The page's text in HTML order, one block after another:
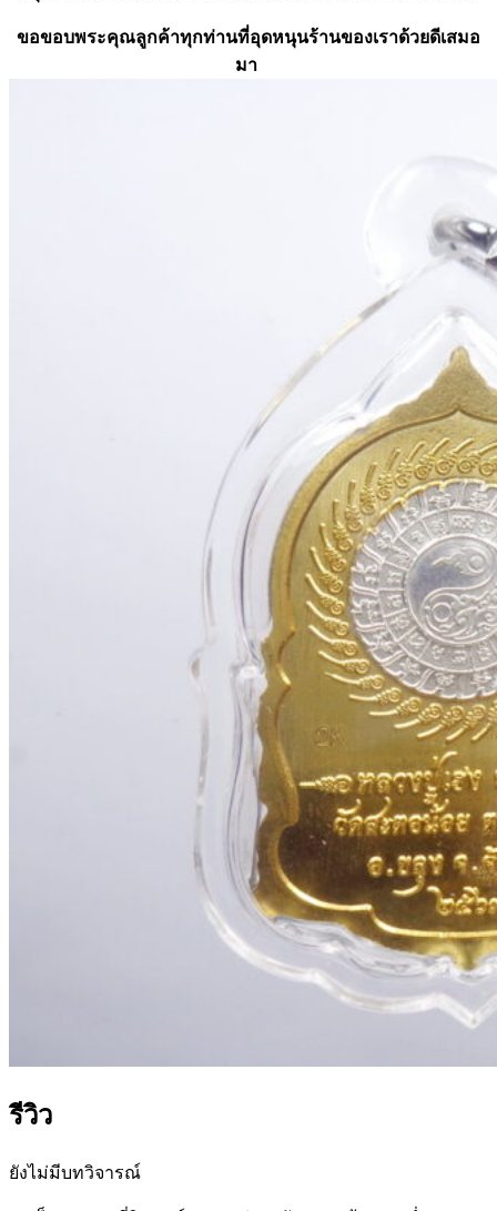
ขอขอบพระคุณลูกค้าทุกท่านที่อุดหนุนร้านของเราด้วยดีเสมอ
มา
รีวิว
ยังไม่มีบทวิจารณ์